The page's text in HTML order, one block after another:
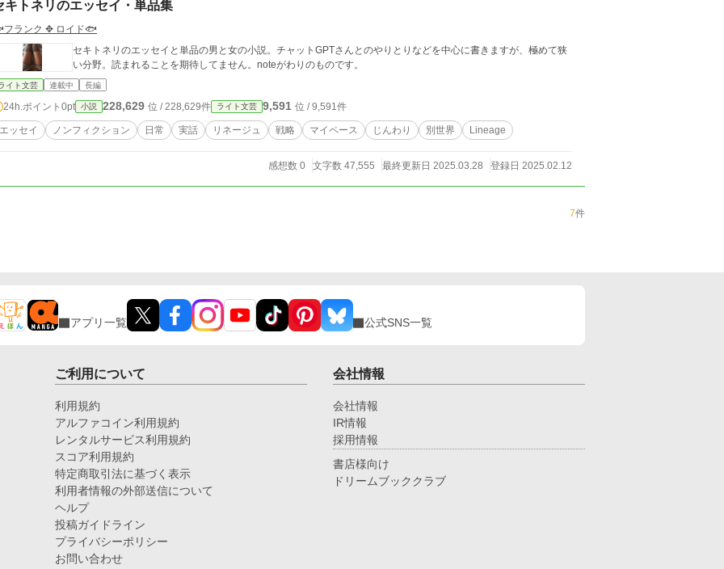
キトネリのエッセイ・単品集
フランク ✥ ロイド🐟
セキトネリのエッセイと単品の男と女の小説。チャットGPTさんとのやりとりなどを中心に書きますが、極めて狭
い分野。読まれることを期待してません。noteがわりのものです。
イト文芸 連載中 長編
24h.ポイント 0pt 小説 228,629 位 / 228,629件 ライト文芸 9,591 位 / 9,591件
エッセイ ノンフィクション 日常 実話 リネージュ 戦略 マイペース じんわり 別世界 Lineage
感想数 0 文字数 47,555 最終更新日 2025.03.28 登録日 2025.02.12
7件
アプリ一覧 公式SNS一覧
ご利用について
利用規約
アルファコイン利用規約
レンタルサービス利用規約
スコア利用規約
特定商取引法に基づく表示
利用者情報の外部送信について
ヘルプ
投稿ガイドライン
プライバシーポリシー
お問い合わせ
会社情報
会社情報
IR情報
採用情報
書店様向け
ドリームブッククラブ